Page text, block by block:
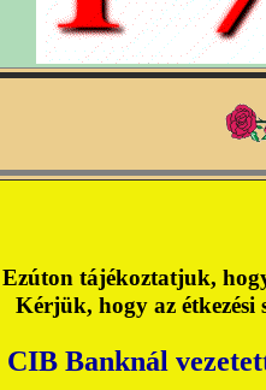
Ezúton tájékoztatjuk,
Kérjük, hogy az étkezési
CIB Banknál